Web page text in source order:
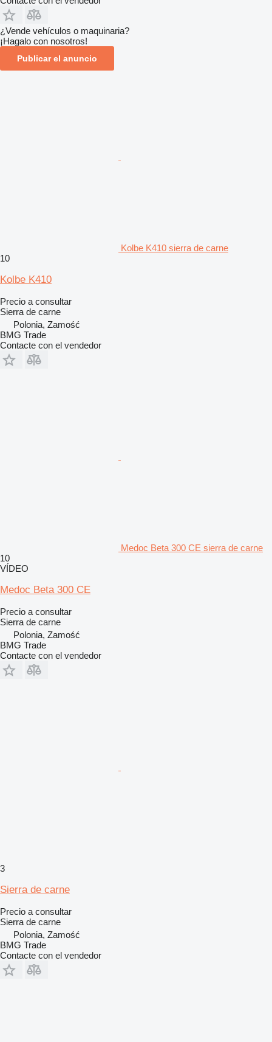
¿Vende vehículos o maquinaria?
¡Hagalo con nosotros!
Publicar el anuncio
Kolbe K410 sierra de carne
10
Kolbe K410
Precio a consultar
Sierra de carne
Polonia, Zamość
BMG Trade
Contacte con el vendedor
Medoc Beta 300 CE sierra de carne
10
VÍDEO
Medoc Beta 300 CE
Precio a consultar
Sierra de carne
Polonia, Zamość
BMG Trade
Contacte con el vendedor
3
Sierra de carne
Precio a consultar
Sierra de carne
Polonia, Zamość
BMG Trade
Contacte con el vendedor